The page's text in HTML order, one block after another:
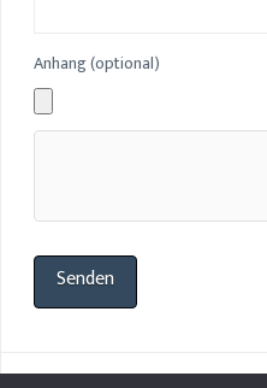
Anhang (optional)